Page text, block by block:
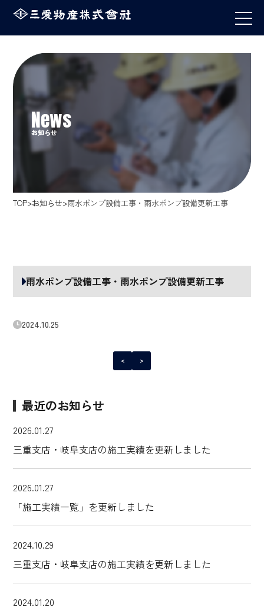
お知らせ
TOP お知らせ 雨水ポンプ設備工事・雨水ポンプ設備更新工事
雨水ポンプ設備工事・雨水ポンプ設備更新工事
2024.10.25
< >
最近のお知らせ
2026.01.27
三重支店・岐阜支店の施工実績を更新しました
2026.01.27
「施工実績一覧」を更新しました
2024.10.29
三重支店・岐阜支店の施工実績を更新しました
2024.01.20